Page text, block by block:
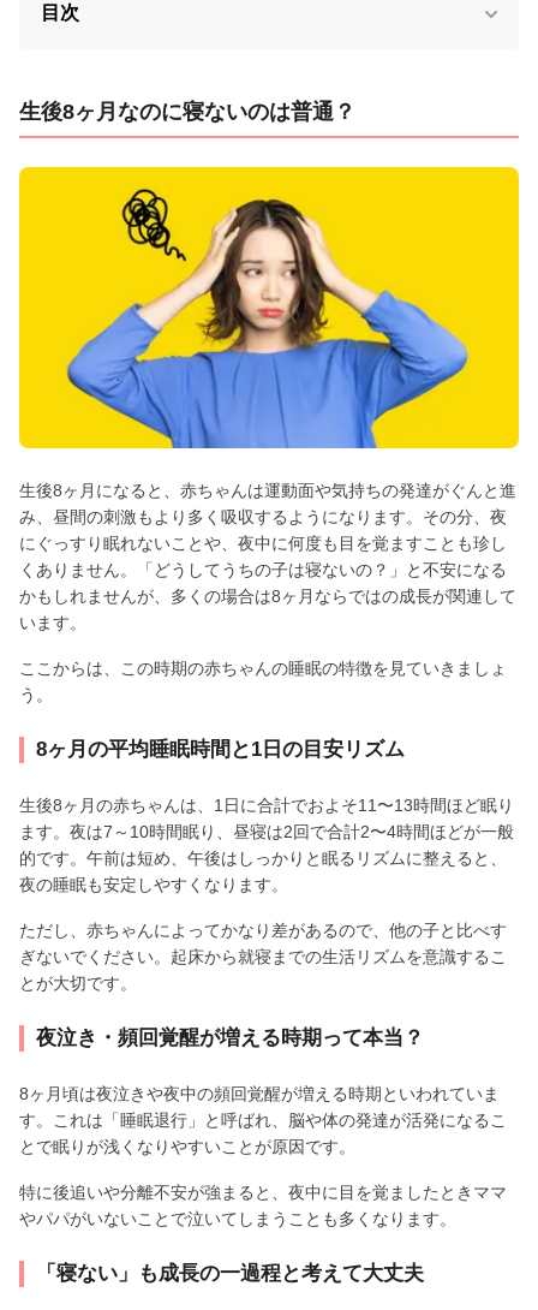
目次
生後8ヶ月なのに寝ないのは普通？
生後8ヶ月になると、赤ちゃんは運動面や気持ちの発達がぐんと進
み、昼間の刺激もより多く吸収するようになります。その分、夜
にぐっすり眠れないことや、夜中に何度も目を覚ますことも珍し
くありません。「どうしてうちの子は寝ないの？」と不安になる
かもしれませんが、多くの場合は8ヶ月ならではの成長が関連して
います。
ここからは、この時期の赤ちゃんの睡眠の特徴を見ていきましょ
う。
8ヶ月の平均睡眠時間と1日の目安リズム
生後8ヶ月の赤ちゃんは、1日に合計でおよそ11〜13時間ほど眠り
ます。夜は7～10時間眠り、昼寝は2回で合計2〜4時間ほどが一般
的です。午前は短め、午後はしっかりと眠るリズムに整えると、
夜の睡眠も安定しやすくなります。
ただし、赤ちゃんによってかなり差があるので、他の子と比べす
ぎないでください。起床から就寝までの生活リズムを意識するこ
とが大切です。
夜泣き・頻回覚醒が増える時期って本当？
8ヶ月頃は夜泣きや夜中の頻回覚醒が増える時期といわれていま
す。これは「睡眠退行」と呼ばれ、脳や体の発達が活発になるこ
とで眠りが浅くなりやすいことが原因です。
特に後追いや分離不安が強まると、夜中に目を覚ましたときママ
やパパがいないことで泣いてしまうことも多くなります。
「寝ない」も成長の一過程と考えて大丈夫